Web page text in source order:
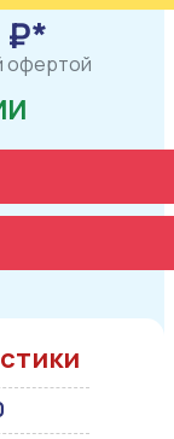
₽*
офертой